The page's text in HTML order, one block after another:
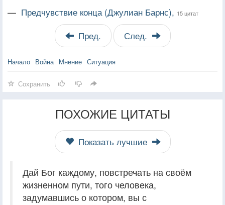
— Предчувствие конца (Джулиан Барнс), 15 цитат
Пред. След.
Начало Война Мнение Ситуация
Сохранить
ПОХОЖИЕ ЦИТАТЫ
Показать лучшие
Дай Бог каждому, повстречать на своём
жизненном пути, того человека,
задумавшись о котором, вы с